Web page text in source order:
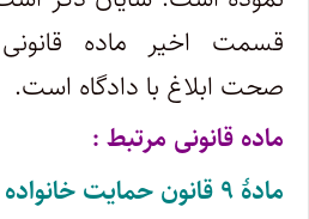
قسمت اخیر ماده قانونی
صحت ابلاغ با دادگاه است.
ماده قانونی مرتبط :
مادۀ ۹ قانون حمایت خانواده مصوب ۱۳۹۱ :